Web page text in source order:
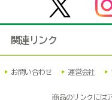
関連リンク
お問い合わせ 運営会社
商品のリンクには